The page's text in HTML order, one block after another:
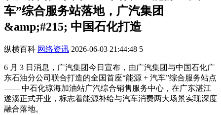
车”综合服务站落地，广汽集团
&amp;#215; 中国石化打造
纵横百科 网络资讯 2026-06-03 21:44:48 5
6 月 3 日消息，广汽集团今日宣布，由广汽集团与中国石化广
东石油分公司联合打造的全国首座“能源 + 汽车”综合服务站点
—— 中石化琼海加油站广汽综合销售服务中心，在广东湛江
遂溪正式开业，标志着能源补给与汽车消费两大场景实现深度
融合落地。